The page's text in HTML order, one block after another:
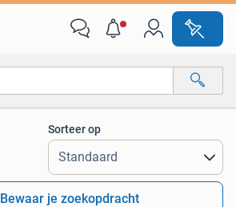
Alle afstanden…
Sorteer op
Bewaar je zoekopdracht